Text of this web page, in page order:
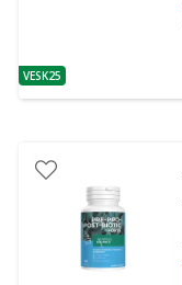
patarimas
VESK25